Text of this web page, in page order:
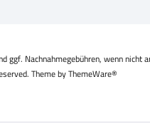
ggf. Nachnahmegebühren, wenn nicht
Theme byThemeWare®